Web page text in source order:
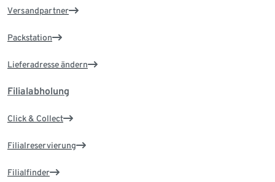
Versandpartner
Packstation
Lieferadresse ändern
Filialabholung
Click & Collect
Filialreservierung
Filialfinder